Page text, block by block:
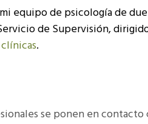
equipo de psicología de
de Supervisión,
.
se ponen en contacto